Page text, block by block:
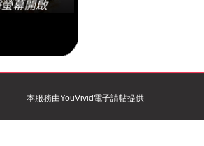
本服務由YouVivid電子請帖提供